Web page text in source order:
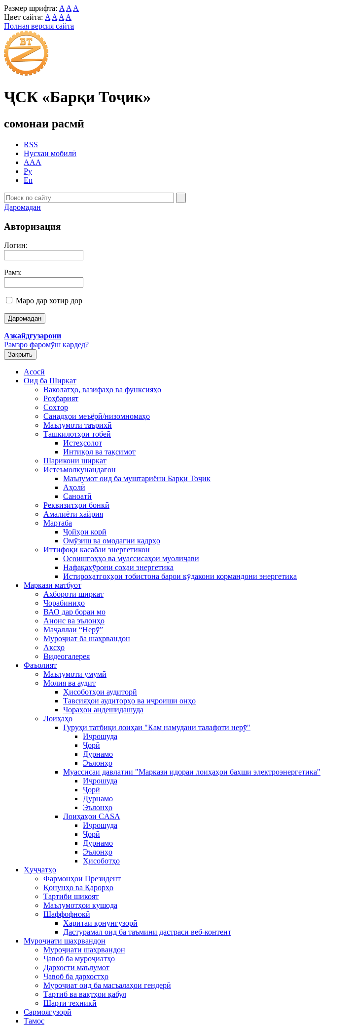
Размер шрифта: A A A
Цвет сайта: A A A A
Полная версия сайта
ҶСК «Барқи Тоҷик»
сомонаи расмӣ
RSS
Нусхаи мобилӣ
AAA
Ру
En
Даромадан
Авторизация
Логин:
Рамз:
Маро дар хотир дор
Азкайдгузарони
Рамзро фаромӯш кардед?
Закрыть
Асосӣ
Оид ба Ширкат
Ваколатҳо, вазифаҳо ва функсияҳо
Роҳбарият
Сохтор
Санадҳои меъёрӣ/низомномаҳо
Маълумоти таърихӣ
Ташкилотҳои тобеӣ
Истеҳсолот
Интиқол ва тақсимот
Шарикони ширкат
Истеъмолкунандагон
Маълумот оид ба муштариёни Барқи Тоҷик
Аҳолӣ
Саноатӣ
Реквизитҳои бонкӣ
Амалиёти хайрия
Мартаба
Ҷойҳои корӣ
Омӯзиш ва омодагии кадрҳо
Иттифоқи касабаи энергетикон
Осоишгоҳҳо ва муассисаҳои муолиҷавӣ
Нафақахӯрони соҳаи энергетика
Истироҳатгоҳҳои тобистона барои кӯдакони кормандони энергетика
Маркази матбуот
Ахбороти ширкат
Чорабиниҳо
ВАО дар бораи мо
Анонс ва эълонҳо
Маҷаллаи “Нерӯ”
Муроҷиат ба шаҳрвандон
Аксҳо
Видеогалерея
Фаъолият
Маълумоти умумӣ
Молия ва аудит
Ҳисоботҳои аудиторӣ
Тавсияҳои аудиторҳо ва иҷроиши онҳо
Чораҳои андешидашуда
Лоиҳаҳо
Гуруҳи татбиқи лоиҳаи "Кам намудани талафоти нерӯ"
Иҷрошуда
Ҷорӣ
Дурнамо
Эълонҳо
Муассисаи давлатии "Маркази идораи лоиҳаҳои бахши электроэнергетика"
Иҷрошуда
Ҷорӣ
Дурнамо
Эълонҳо
Лоиҳаҳои CASA
Иҷрошуда
Ҷорӣ
Дурнамо
Эълонҳо
Ҳисоботҳо
Ҳуҷҷатҳо
Фармонҳои Президент
Қонунҳо ва Қарорҳо
Тартиби шикоят
Маълумотҳои кушода
Шаффофнокӣ
Харитаи қонунгузорӣ
Дастурамал оид ба таъмини дастраси веб-контент
Муроҷиати шаҳрвандон
Муроҷиати шаҳрвандон
Ҷавоб ба муроҷиатҳо
Дархости маълумот
Ҷавоб ба дархостҳо
Муроҷиат оид ба масъалаҳои гендерӣ
Тартиб ва вақтҳои қабул
Шарти техникӣ
Сармоягузорӣ
Тамос